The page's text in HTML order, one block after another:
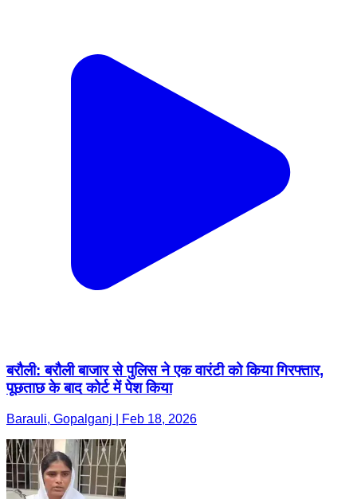
बरौली: बरौली बाजार से पुलिस ने एक वारंटी को किया गिरफ्तार,
पूछताछ के बाद कोर्ट में पेश किया
Barauli, Gopalganj | Feb 18, 2026